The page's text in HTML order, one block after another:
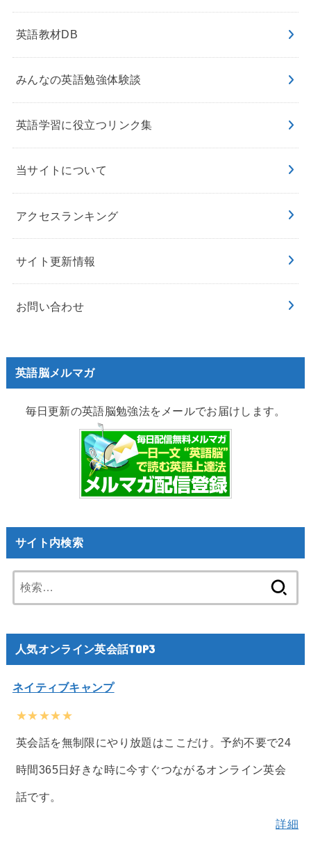
英語教材DB
みんなの英語勉強体験談
英語学習に役立つリンク集
当サイトについて
アクセスランキング
サイト更新情報
お問い合わせ
英語脳メルマガ
毎日更新の英語脳勉強法をメールでお届けします。
サイト内検索
索:
人気オンライン英会話TOP3
ネイティブキャンプ
★★★★★
英会話を無制限にやり放題はここだけ。予約不要で24
時間365日好きな時に今すぐつながるオンライン英会
話です。
詳細